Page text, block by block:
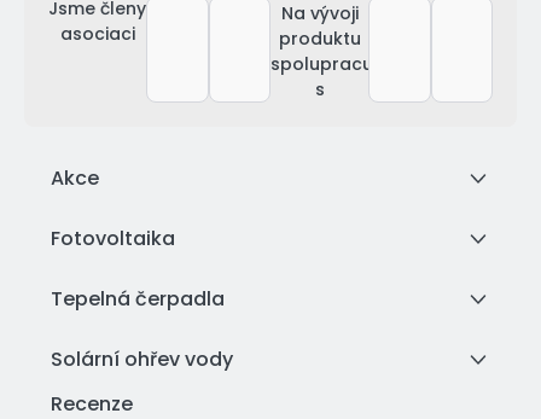
Jsme členy
asociaci
Na vývoji
produktu
spolupracujeme
s
Akce
Fotovoltaika
Tepelná čerpadla
Solární ohřev vody
Recenze